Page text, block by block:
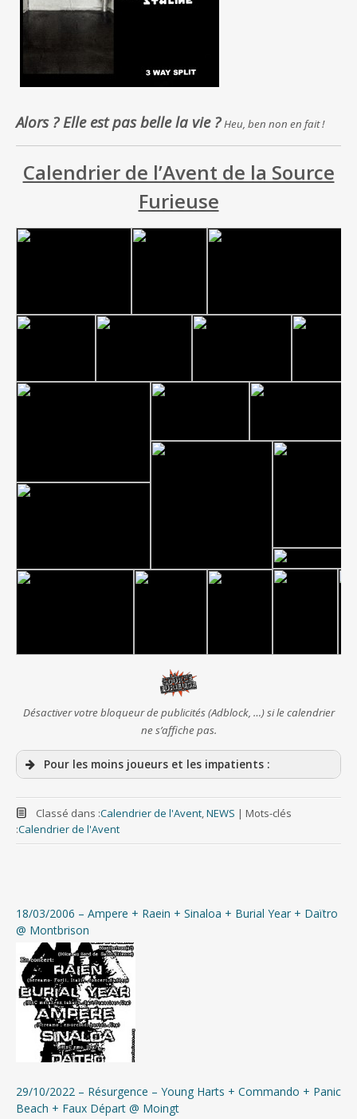
Alors ? Elle est pas belle la vie ? Heu, ben non en fait !
Calendrier de l’Avent de la Source
Furieuse
Désactiver votre bloqueur de publicités (Adblock, …) si le calendrier
ne s’affiche pas.
Pour les moins joueurs et les impatients :
Calendrier de l’Avent #23 – Les festoches (poils
LIVE de Zann, Criminal Class, Golem of Flesh…
Calendrier de l’Avent #21 – Myra Lee, Asfixia,
Headwar, Strong as Ten, Iscariote et compagnie
Calendrier de l’Avent #20 – L’Assommoir TOME II
Calendrier de l’Avent #19 – LIVE : Ken Park,
Monarch, Lost Boys, Daïtro, Raein, Ampere, Sinaloa
Calendrier de l’Avent #18 – L’Assommoir
Classé dans :Calendrier de l'Avent, NEWS | Mots-clés
:Calendrier de l'Avent
18/03/2006 – Ampere + Raein + Sinaloa + Burial Year + Daïtro
@ Montbrison
29/10/2022 – Résurgence – Young Harts + Commando + Panic
Beach + Faux Départ @ Moingt